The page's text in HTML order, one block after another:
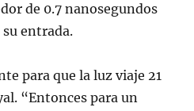
de 0.7 nanosegundos
entrada.
para que la luz viaje 21
“Entonces para un